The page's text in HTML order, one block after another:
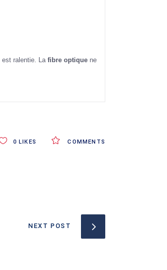
est ralentie. La fibre optiquene
COMMENTS
0 LIKES
NEXT POST